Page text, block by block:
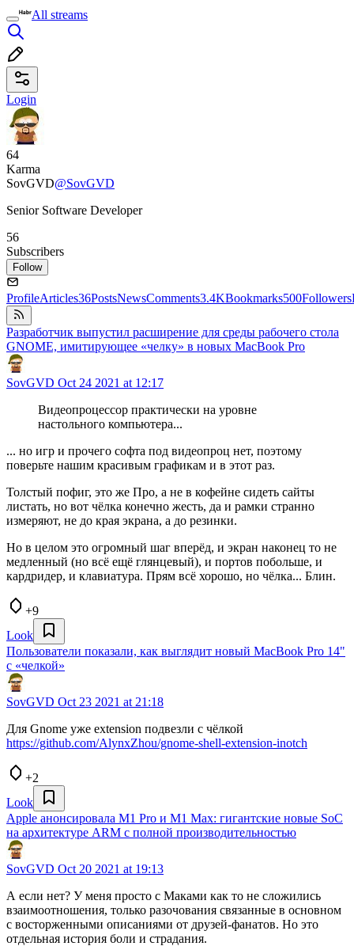
All streams
Login
64
Karma
SovGVD@SovGVD
Senior Software Developer
56
Subscribers
Follow
ProfileArticles36PostsNewsComments3.4KBookmarks500Followers
Разработчик выпустил расширение для среды рабочего стола
GNOME, имитирующее «челку» в новых MacBook Pro
SovGVD Oct 24 2021 at 12:17
Видеопроцессор практически на уровне
настольного компьютера...
... но игр и прочего софта под видеопроц нет, поэтому
поверьте нашим красивым графикам и в этот раз.
Толстый пофиг, это же Про, а не в кофейне сидеть сайты
листать, но вот чёлка конечно жесть, да и рамки странно
измеряют, не до края экрана, а до резинки.
Но в целом это огромный шаг вперёд, и экран наконец то не
медленный (но всё ещё глянцевый), и портов побольше, и
кардридер, и клавиатура. Прям всё хорошо, но чёлка... Блин.
+9
Look
Пользователи показали, как выглядит новый MacBook Pro 14"
с «челкой»
SovGVD Oct 23 2021 at 21:18
Для Gnome уже extension подвезли с чёлкой
https://github.com/AlynxZhou/gnome-shell-extension-inotch
+2
Look
Apple анонсировала M1 Pro и M1 Max: гигантские новые SoC
на архитектуре ARM с полной производительностью
SovGVD Oct 20 2021 at 19:13
А если нет? У меня просто с Маками как то не сложились
взаимоотношения, только разочования связанные в основном
с восторженными описаниями от друзей-фанатов. Но это
отдельная история боли и страдания.